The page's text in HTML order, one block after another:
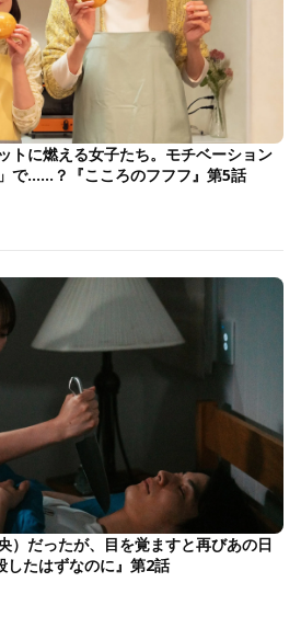
トに燃える女子たち。モチベーション
で……？『こころのフフフ』第5話
）だったが、目を覚ますと再びあの日
たはずなのに』第2話